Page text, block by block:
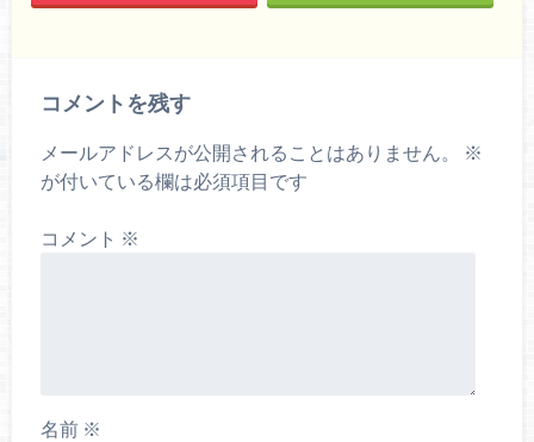
コメントを残す
メールアドレスが公開されることはありません。
※
が付いている欄は必須項目です
コメント ※
名前 ※